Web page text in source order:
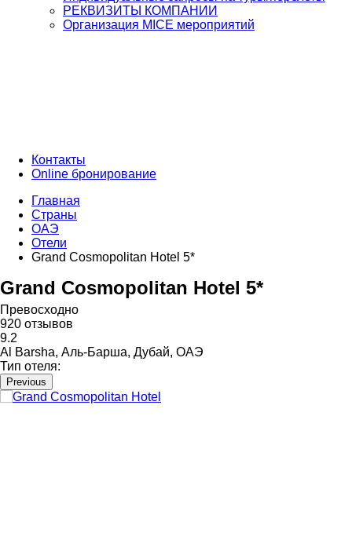
РЕКВИЗИТЫ КОМПАНИИ
Организация MICE мероприятий
Контакты
Online бронирование
Главная
Страны
ОАЭ
Отели
Grand Cosmopolitan Hotel 5*
Grand Cosmopolitan Hotel 5*
Превосходно
920 отзывов
9.2
Al Barsha, Аль-Барша, Дубай, ОАЭ
Тип отеля:
Previous